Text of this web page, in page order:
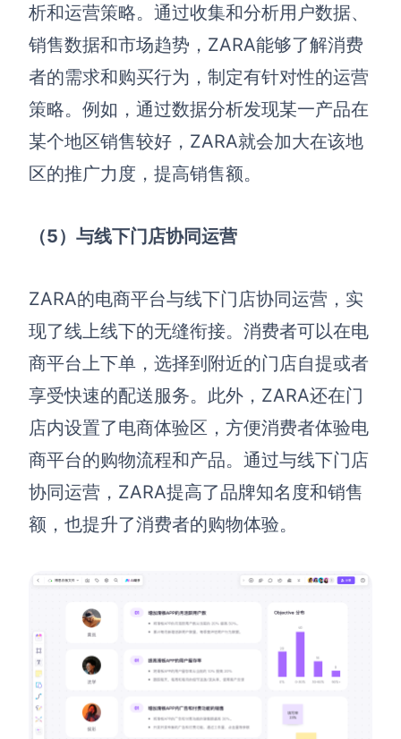
析和运营策略。通过收集和分析用户数据、
销售数据和市场趋势，ZARA能够了解消费
者的需求和购买行为，制定有针对性的运营
策略。例如，通过数据分析发现某一产品在
某个地区销售较好，ZARA就会加大在该地
区的推广力度，提高销售额。
（5）与线下门店协同运营
ZARA的电商平台与线下门店协同运营，实
现了线上线下的无缝衔接。消费者可以在电
商平台上下单，选择到附近的门店自提或者
享受快速的配送服务。此外，ZARA还在门
店内设置了电商体验区，方便消费者体验电
商平台的购物流程和产品。通过与线下门店
协同运营，ZARA提高了品牌知名度和销售
额，也提升了消费者的购物体验。